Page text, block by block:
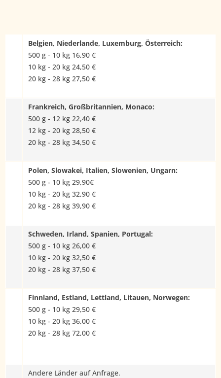
Belgien, Niederlande, Luxemburg, Österreich:
500 g - 10 kg 16,90 €
10 kg - 20 kg 24,50 €
20 kg - 28 kg 27,50 €
Frankreich, Großbritannien, Monaco:
500 g - 12 kg 22,40 €
12 kg - 20 kg 28,50 €
20 kg - 28 kg 34,50 €
Polen, Slowakei, Italien, Slowenien, Ungarn:
500 g - 10 kg 29,90€
10 kg - 20 kg 32,90 €
20 kg - 28 kg 39,90 €
Schweden, Irland, Spanien, Portugal:
500 g - 10 kg 26,00 €
10 kg - 20 kg 32,50 €
20 kg - 28 kg 37,50 €
Finnland, Estland, Lettland, Litauen, Norwegen:
500 g - 10 kg 29,50 €
10 kg - 20 kg 36,00 €
20 kg - 28 kg 72,00 €
Andere Länder auf Anfrage.